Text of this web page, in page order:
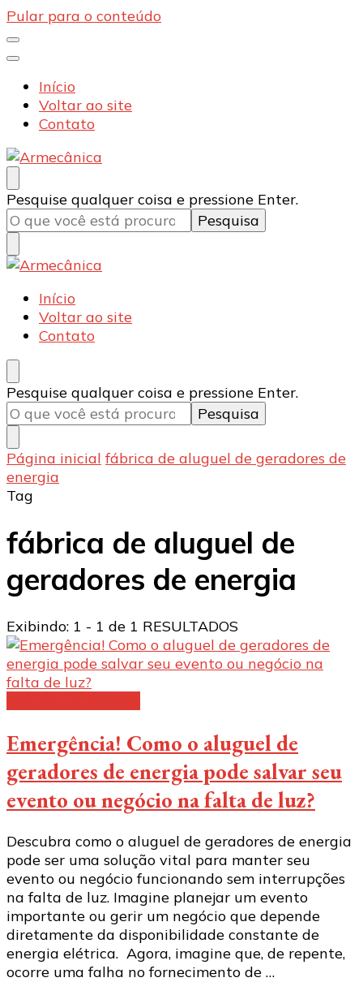
Pular para o conteúdo
Início
Voltar ao site
Contato
Armecânica
Blog
Procurando
algo?
Pesquise qualquer coisa e pressione Enter.
Armecânica
Blog
Início
Voltar ao site
Contato
Procurando
algo?
Pesquise qualquer coisa e pressione Enter.
Página inicial fábrica de aluguel de geradores de
energia
Tag
fábrica de aluguel de
geradores de energia
Exibindo: 1 - 1 de 1 RESULTADOS
Emergência! Como o aluguel de
geradores de energia pode salvar seu
evento ou negócio na falta de luz?
Descubra como o aluguel de geradores de energia
pode ser uma solução vital para manter seu
evento ou negócio funcionando sem interrupções
na falta de luz. Imagine planejar um evento
importante ou gerir um negócio que depende
diretamente da disponibilidade constante de
energia elétrica. Agora, imagine que, de repente,
ocorre uma falha no fornecimento de …